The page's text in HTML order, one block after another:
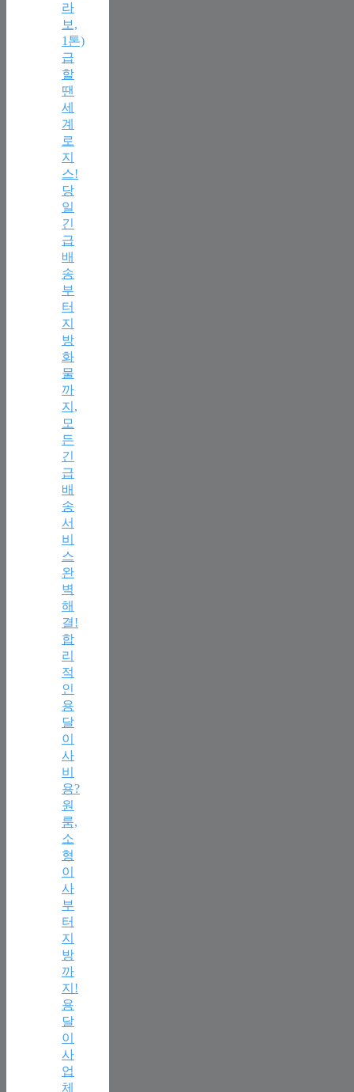
라
보,
1톤)
급
할
땐
세
계
로
지
스!
당
일
긴
급
배
송
부
터
지
방
화
물
까
지,
모
든
긴
급
배
송
서
비
스
완
벽
해
결!
합
리
적
인
용
달
이
사
비
용?
원
룸,
소
형
이
사
부
터
지
방
까
지!
용
달
이
사
업
체